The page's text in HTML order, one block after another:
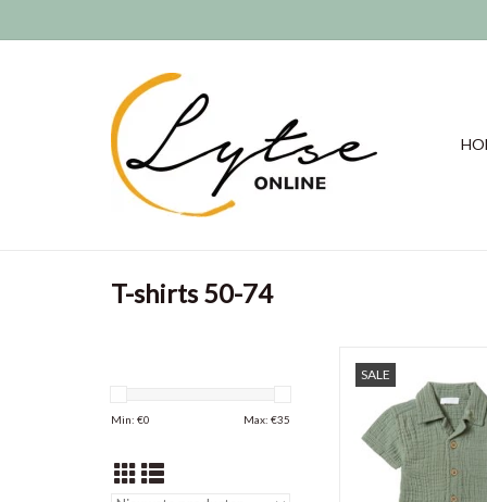
T-shirts 50-74
Min: €0 Max: €35
SALEgemaakt van
mousseline katoen.
kraagje en een
knoopjes van boven
maken verkleden en
een stuk